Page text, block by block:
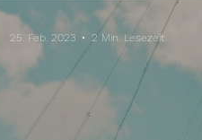
Umgang mit Fehlern
Umsetzung Ziele
25. Feb. 2023 2 Min. Lesezeit